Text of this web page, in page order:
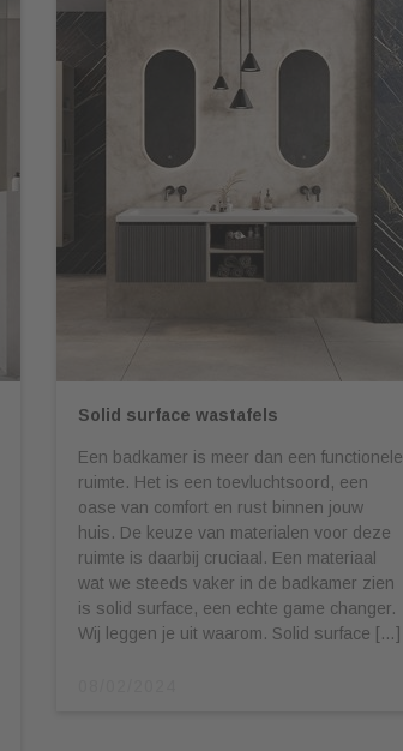
Solid surface wastafels
Een badkamer is meer dan een functionele
ruimte. Het is een toevluchtsoord, een
oase van comfort en rust binnen jouw
huis. De keuze van materialen voor deze
ruimte is daarbij cruciaal. Een materiaal
wat we steeds vaker in de badkamer zien
is solid surface, een echte game changer.
Wij leggen je uit waarom. Solid surface […]